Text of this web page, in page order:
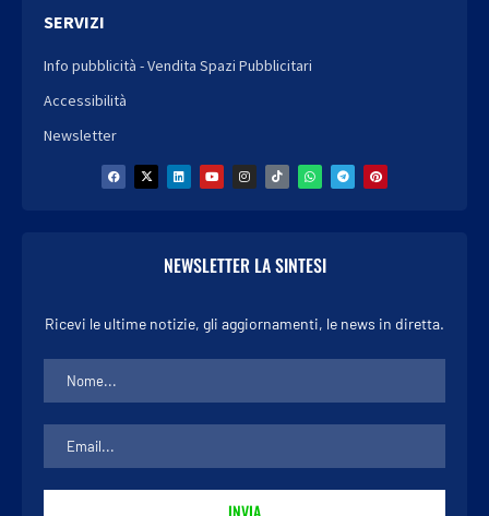
SERVIZI
Info pubblicità - Vendita Spazi Pubblicitari
Accessibilità
Newsletter
NEWSLETTER LA SINTESI
Ricevi le ultime notizie, gli aggiornamenti, le news in diretta.